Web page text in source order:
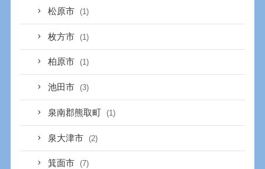
松原市 (1)
枚方市 (1)
柏原市 (1)
池田市 (3)
泉南郡熊取町 (1)
泉大津市 (2)
箕面市 (7)